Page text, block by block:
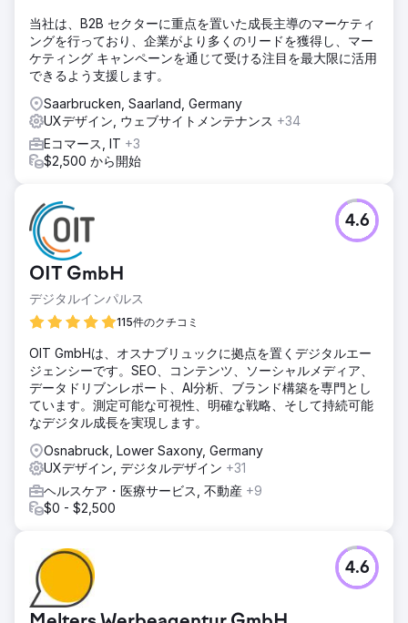
当社は、B2B セクターに重点を置いた成長主導のマーケティ
ングを行っており、企業がより多くのリードを獲得し、マー
ケティング キャンペーンを通じて受ける注目を最大限に活用
できるよう支援します。
Saarbrucken, Saarland, Germany
UXデザイン, ウェブサイトメンテナンス +34
Eコマース, IT +3
$2,500 から開始
OIT GmbH
デジタルインパルス
115件のクチコミ
4.6
OIT GmbHは、オスナブリュックに拠点を置くデジタルエー
ジェンシーです。SEO、コンテンツ、ソーシャルメディア、
データドリブンレポート、AI分析、ブランド構築を専門とし
ています。測定可能な可視性、明確な戦略、そして持続可能
なデジタル成長を実現します。
Osnabruck, Lower Saxony, Germany
UXデザイン, デジタルデザイン +31
ヘルスケア・医療サービス, 不動産 +9
$0 - $2,500
4.6